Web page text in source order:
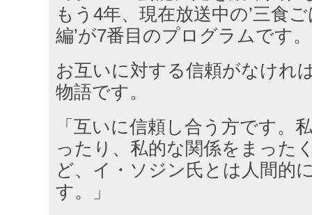
もう4年、現在放送中の’三食
編’が7番目のプログラムです。
お互いに対する信頼がなけれ
物語です。
「互いに信頼し合う方です。
ったり、私的な関係をまった
ど、イ・ソジン氏とは人間的
す。」